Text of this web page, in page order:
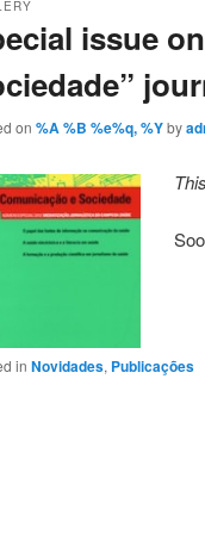
issue
on %A %B %e%q, %Yby
in Novidades, Publicações